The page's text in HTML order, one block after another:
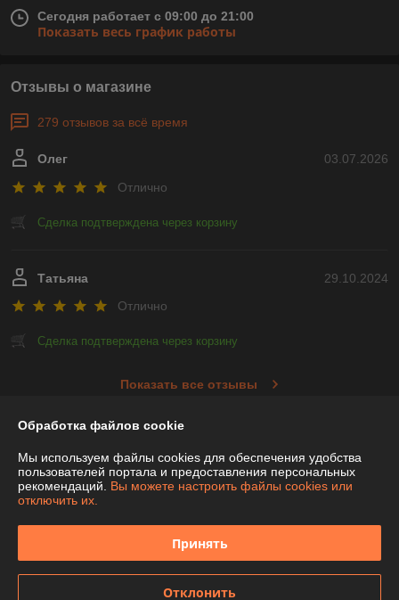
Сегодня работает с 09:00 до 21:00
Показать весь график работы
Отзывы о магазине
279 отзывов за всё время
03.07.2026
Олег
Отлично
Сделка подтверждена через корзину
29.10.2024
Татьяна
Отлично
Сделка подтверждена через корзину
Показать все отзывы
Контакты
Доставка и оплата
Обработка файлов cookie
Мы используем файлы cookies для обеспечения удобства
пользователей портала и предоставления персональных
рекомендаций. Вы можете настроить файлы cookies или
отключить их.
Принять
Отклонить